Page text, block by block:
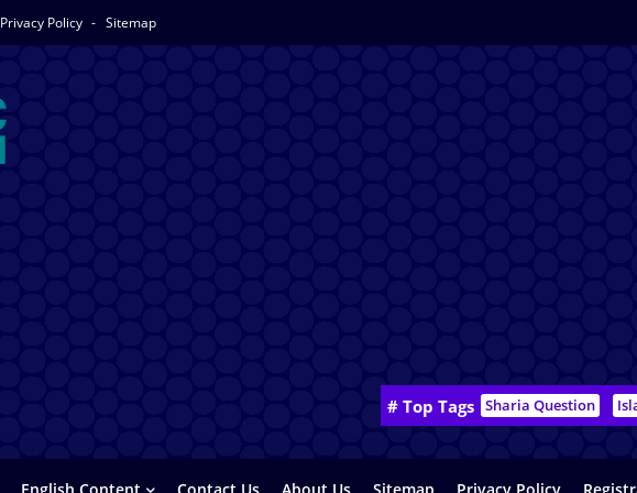
Privacy Policy Sitemap
# Top Tags Sharia Question